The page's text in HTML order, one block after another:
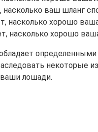
насколько ваш шланг
насколько хорошо
насколько хорошо
некоторые
лошади.